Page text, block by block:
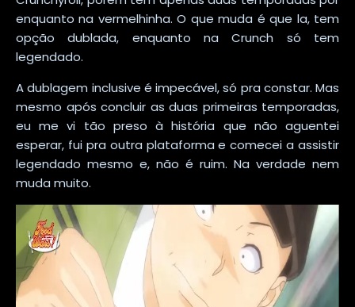
enquanto na vermelhinha. O que muda é que la, tem
opção dublada, enquanto na Crunch só tem
legendado.
A dublagem inclusive é impecável, só pra constar. Mas
mesmo após concluir as duas primeiras temporadas,
eu me vi tão preso à história que não aguentei
esperar, fui pra outra plataforma e comecei a assistir
legendado mesmo e, não é ruim. Na verdade nem
muda muito.